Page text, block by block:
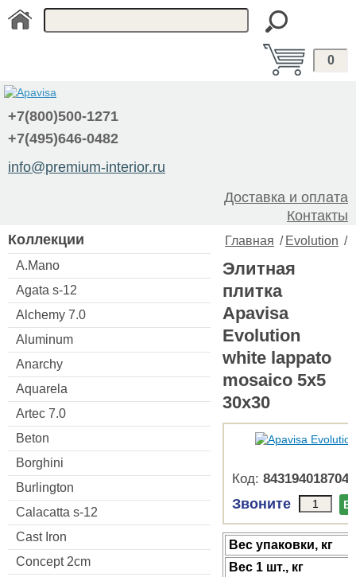
0
+7(800)500-1271
+7(495)646-0482
info@premium-interior.ru
Доставка и оплата
Контакты
Коллекции
A.Mano
Agata s-12
Alchemy 7.0
Aluminum
Anarchy
Aquarela
Artec 7.0
Beton
Borghini
Burlington
Calacatta s-12
Cast Iron
Concept 2cm
Главная / Evolution /
Элитная
плитка
Apavisa
Evolution
white lappato
mosaico 5x5
30x30
Код: 8431940187049
Звоните В
Веc упаковки, кг
Вес 1 шт., кг